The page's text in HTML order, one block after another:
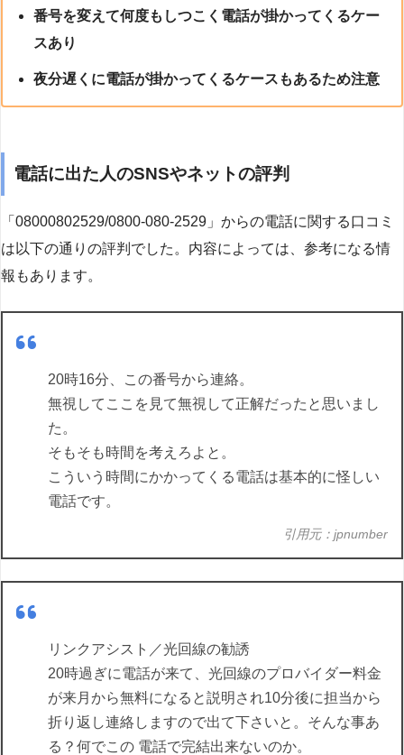
番号を変えて何度もしつこく電話が掛かってくるケー
スあり
夜分遅くに電話が掛かってくるケースもあるため注意
電話に出た人のSNSやネットの評判
「08000802529/0800-080-2529」からの電話に関する口コミ
は以下の通りの評判でした。内容によっては、参考になる情
報もあります。
20時16分、この番号から連絡。
無視してここを見て無視して正解だったと思いまし
た。
そもそも時間を考えろよと。
こういう時間にかかってくる電話は基本的に怪しい
電話です。
引用元：jpnumber
リンクアシスト／光回線の勧誘
20時過ぎに電話が来て、光回線のプロバイダー料金
が来月から無料になると説明され10分後に担当から
折り返し連絡しますので出て下さいと。そんな事あ
る？何でこの 電話で完結出来ないのか。